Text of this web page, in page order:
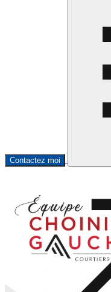
Contactez moi